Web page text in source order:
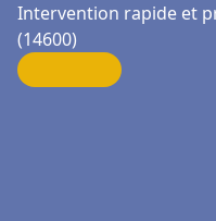
Intervention rapide et
(14600)